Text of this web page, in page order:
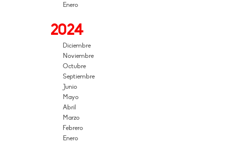
Enero
2024
Diciembre
Noviembre
Octubre
Septiembre
Junio
Mayo
Abril
Marzo
Febrero
Enero